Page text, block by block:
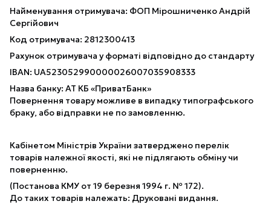
Найменування отримувача: ФОП Мірошниченко Андрій
Сергійович
Код отримувача: 2812300413
Рахунок отримувача у форматі відповідно до стандарту
IBAN: UA523052990000026007035908333
Назва банку: АТ КБ «ПриватБанк»
Повернення товару можливе в випадку типографського
браку, або відправки не по замовленню.
Кабінетом Міністрів України затверджено перелік
товарів належної якості, які не підлягають обміну чи
поверненню.
(Постанова КМУ от 19 березня 1994 г. № 172).
До таких товарів належать: Друковані видання.